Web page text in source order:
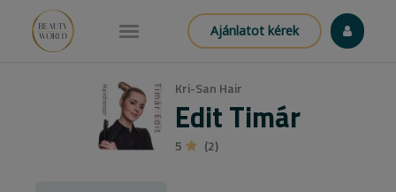
Ajánlatot kérek
Kri-San Hair
Edit Timár
5 (2)